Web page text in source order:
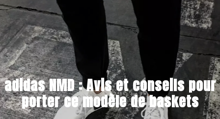
adidas NMD : Avis et conseils pour
porter ce modèle de baskets